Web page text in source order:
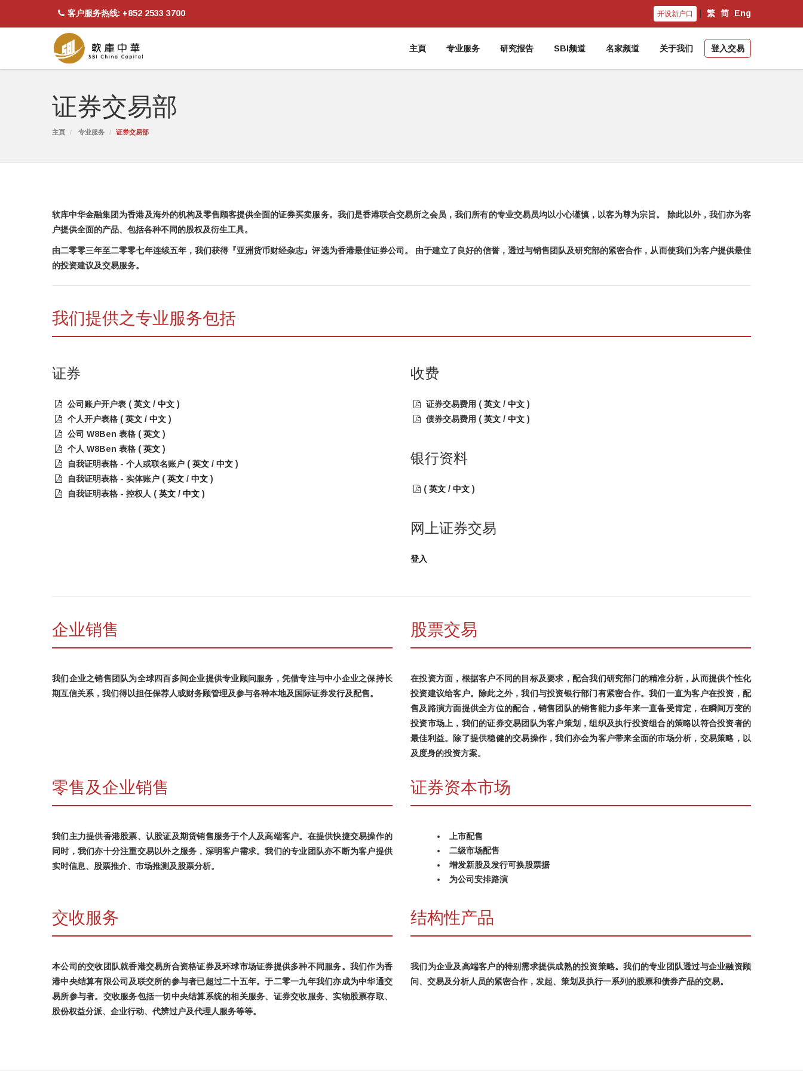
客户服务热线: +852 2533 3700 开设新户口 繁 简 Eng
主頁 专业服务 研究报告 SBI频道 名家频道 关于我们 登入交易
证券交易部
主頁 专业服务 证券交易部
软库中华金融集团为香港及海外的机构及零售顾客提供全面的证券买卖服务。我们是香港联合交易所之会员，我们所有的专业交易员均以小心谨慎，以客为尊为宗旨。 除此以外，我们亦为客
户提供全面的产品、包括各种不同的股权及衍生工具。
由二零零三年至二零零七年连续五年，我们获得『亚洲货币财经杂志』评选为香港最佳证券公司。 由于建立了良好的信誉，透过与销售团队及研究部的紧密合作，从而使我们为客户提供最佳
的投资建议及交易服务。
我们提供之专业服务包括
证券
公司账户开户表 ( 英文 / 中文 )
个人开户表格 ( 英文 / 中文 )
公司 W8Ben 表格 ( 英文 )
个人 W8Ben 表格 ( 英文 )
自我证明表格 - 个人或联名账户 ( 英文 / 中文 )
自我证明表格 - 实体账户 ( 英文 / 中文 )
自我证明表格 - 控权人 ( 英文 / 中文 )
收费
证券交易费用 ( 英文 / 中文 )
债券交易费用 ( 英文 / 中文 )
银行资料
( 英文 / 中文 )
网上证券交易
登入
企业销售
我们企业之销售团队为全球四百多间企业提供专业顾问服务，凭借专注与中小企业之保持长
期互信关系，我们得以担任保荐人或财务顾管理及参与各种本地及国际证券发行及配售。
股票交易
在投资方面，根据客户不同的目标及要求，配合我们研究部门的精准分析，从而提供个性化
投资建议给客户。除此之外，我们与投资银行部门有紧密合作。我们一直为客户在投资，配
售及路演方面提供全方位的配合，销售团队的销售能力多年来一直备受肯定，在瞬间万变的
投资市场上，我们的证券交易团队为客户策划，组织及执行投资组合的策略以符合投资者的
最佳利益。除了提供稳健的交易操作，我们亦会为客户带来全面的市场分析，交易策略，以
及度身的投资方案。
零售及企业销售
我们主力提供香港股票、认股证及期货销售服务于个人及高端客户。在提供快捷交易操作的
同时，我们亦十分注重交易以外之服务，深明客户需求。我们的专业团队亦不断为客户提供
实时信息、股票推介、市场推测及股票分析。
证券资本市场
上市配售
二级市场配售
增发新股及发行可换股票据
为公司安排路演
交收服务
本公司的交收团队就香港交易所合资格证券及环球市场证券提供多种不同服务。我们作为香
港中央结算有限公司及联交所的参与者已超过二十五年。于二零一九年我们亦成为中华通交
易所参与者。交收服务包括一切中央结算系统的相关服务、证券交收服务、实物股票存取、
股份权益分派、企业行动、代辨过户及代理人服务等等。
结构性产品
我们为企业及高端客户的特别需求提供成熟的投资策略。我们的专业团队透过与企业融资顾
问、交易及分析人员的紧密合作，发起、策划及执行一系列的股票和债券产品的交易。